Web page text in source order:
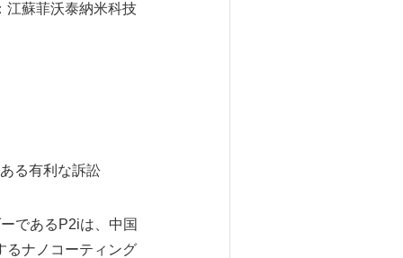
江蘇菲沃泰納米科技
る有利な訴訟
であるP2iは、中国
るナノコーティング